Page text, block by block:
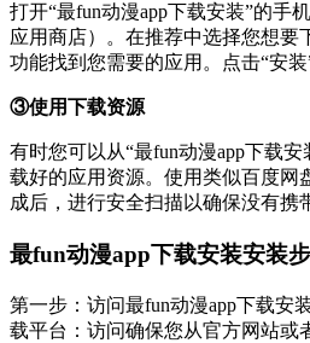
打开“最fun动漫app下载安装”的手
应用商店）。在推荐中选择您想要
功能找到您需要的应用。点击“安装
③使用下载资源
有时您可以从“最fun动漫app下载
载好的应用资源。使用类似百度网
成后，进行安全扫描以确保没有携
最fun动漫app下载安装安装
第一步：访问最fun动漫app下载安
载平台：访问确保您从官方网站或